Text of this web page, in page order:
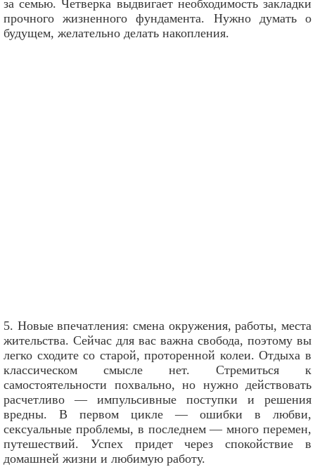
за семью. Четверка выдвигает необходимость закладки
прочного жизненного фундамента. Нужно думать о
будущем, желательно делать накопления.
5. Новые впечатления: смена окружения, работы, места
жительства. Сейчас для вас важна свобода, поэтому вы
легко сходите со старой, проторенной колеи. Отдыха в
классическом смысле нет. Стремиться к
самостоятельности похвально, но нужно действовать
расчетливо — импульсивные поступки и решения
вредны. В первом цикле — ошибки в любви,
сексуальные проблемы, в последнем — много перемен,
путешествий. Успех придет через спокойствие в
домашней жизни и любимую работу.